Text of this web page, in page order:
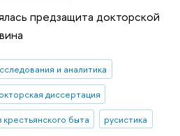
предзащита докторской
и аналитика
диссертация
крестьянского быта
русистика